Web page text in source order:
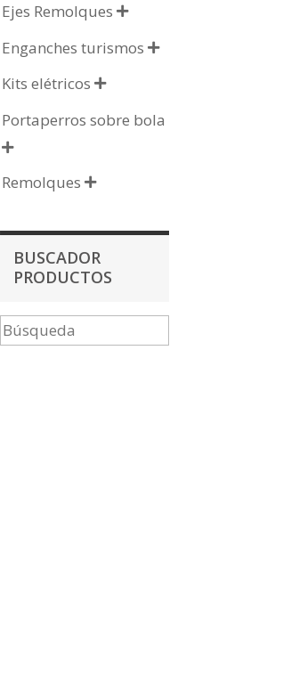
Ejes Remolques 
Enganches turismos 
Kits elétricos 
Portaperros sobre bola

Remolques 
BUSCADOR
PRODUCTOS